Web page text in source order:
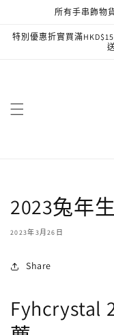
所有手串飾物
特別優惠折實買滿
2023兔年
2023年3月26日
Share
Fyhcrystal